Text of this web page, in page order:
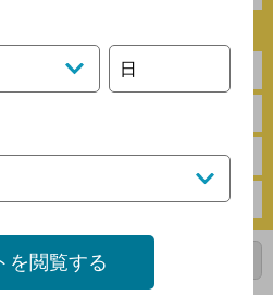
焼き物
さっぱり
がっつり
日
を閲覧する